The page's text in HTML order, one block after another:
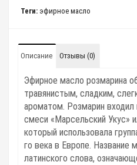
Теги: эфирное масло
Описание Отзывы (0)
Эфирное масло розмарина
травянистым, сладким,
ароматом. Розмарин входил
смеси «Марсельский Укус»
который использовала
го века в Европе. Название
латинского слова,